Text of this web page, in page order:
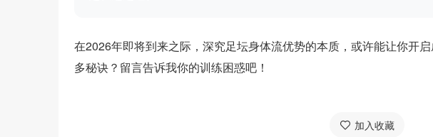
在2026年即将到来之际，深究足坛身体流优势的本质，或许能让你开
多秘诀？留言告诉我你的训练困惑吧！
加入收藏